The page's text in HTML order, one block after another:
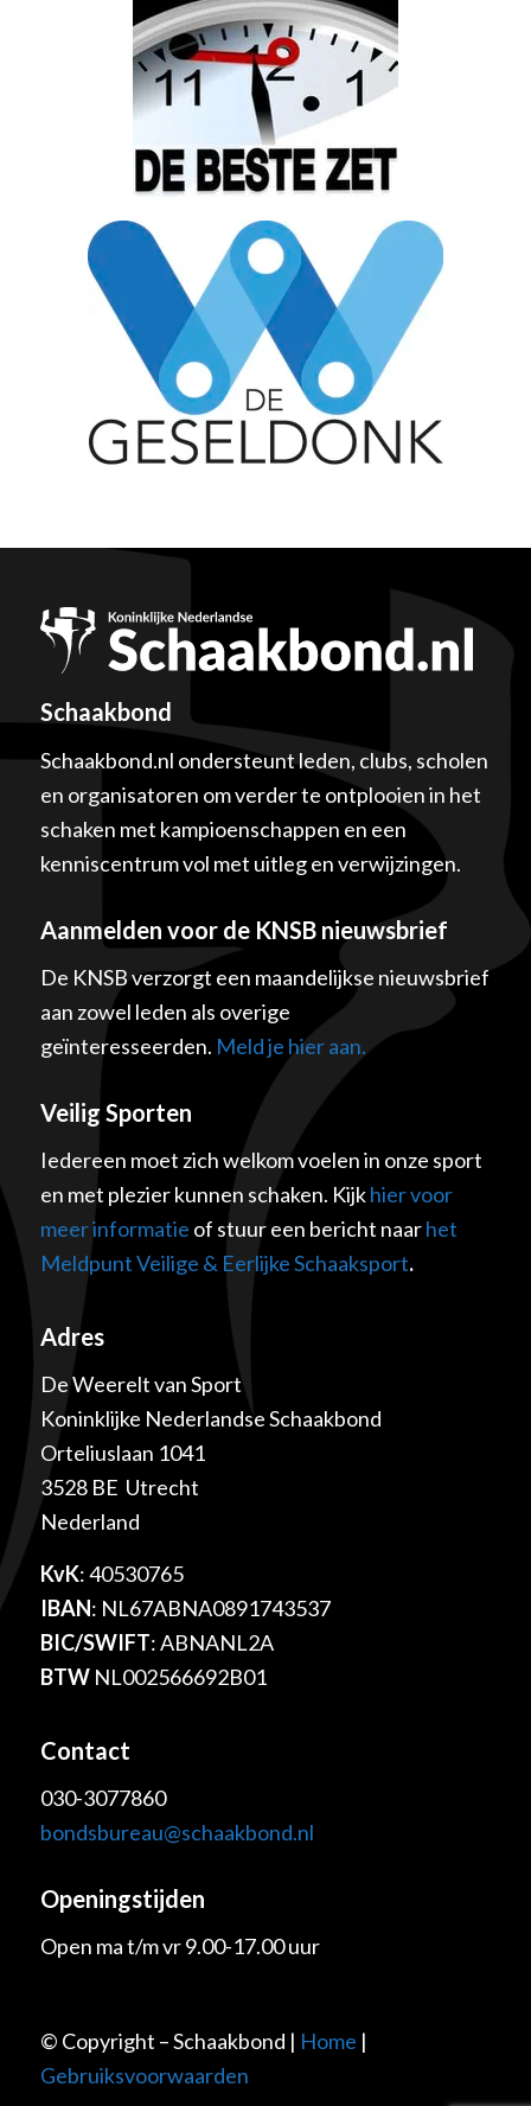
Schaakbond
Schaakbond.nl ondersteunt leden, clubs, scholen
en organisatoren om verder te ontplooien in het
schaken met kampioenschappen en een
kenniscentrum vol met uitleg en verwijzingen.
Aanmelden voor de KNSB nieuwsbrief
De KNSB verzorgt een maandelijkse nieuwsbrief
aan zowel leden als overige
geïnteresseerden. Meld je hier aan.
Veilig Sporten
Iedereen moet zich welkom voelen in onze sport
en met plezier kunnen schaken. Kijkhier voor
meer informatie of stuur een bericht naarhet
Meldpunt Veilige & Eerlijke Schaaksport.
Adres
De Weerelt van Sport
Koninklijke Nederlandse Schaakbond
Orteliuslaan 1041
3528 BE Utrecht
Nederland
KvK: 40530765
IBAN: NL67ABNA0891743537
BIC/SWIFT: ABNANL2A
BTWNL002566692B01
Contact
030-3077860
bondsbureau@schaakbond.nl
Openingstijden
Open ma t/m vr 9.00-17.00 uur
© Copyright – Schaakbond | Home |
Gebruiksvoorwaarden